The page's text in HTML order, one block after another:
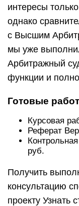
интересы
однако
с Высшим
мы уже
Арбитражный
функции и
Готовые
Курсовая
Реферат
руб.
Получить
консультацию
проекту Узнать